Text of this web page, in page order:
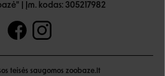
| Įm. kodas: 305217982
teisės saugomos zoobaze.lt